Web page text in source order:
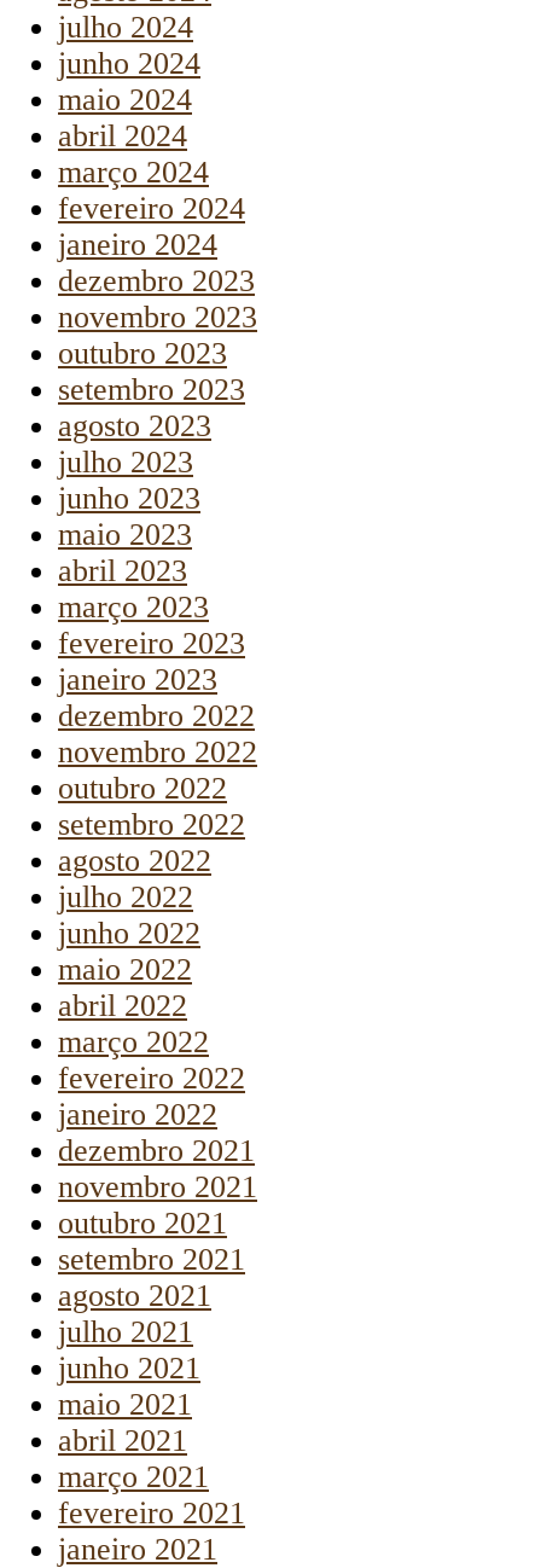
julho 2024
junho 2024
maio 2024
abril 2024
março 2024
fevereiro 2024
janeiro 2024
dezembro 2023
novembro 2023
outubro 2023
setembro 2023
agosto 2023
julho 2023
junho 2023
maio 2023
abril 2023
março 2023
fevereiro 2023
janeiro 2023
dezembro 2022
novembro 2022
outubro 2022
setembro 2022
agosto 2022
julho 2022
junho 2022
maio 2022
abril 2022
março 2022
fevereiro 2022
janeiro 2022
dezembro 2021
novembro 2021
outubro 2021
setembro 2021
agosto 2021
julho 2021
junho 2021
maio 2021
abril 2021
março 2021
fevereiro 2021
janeiro 2021